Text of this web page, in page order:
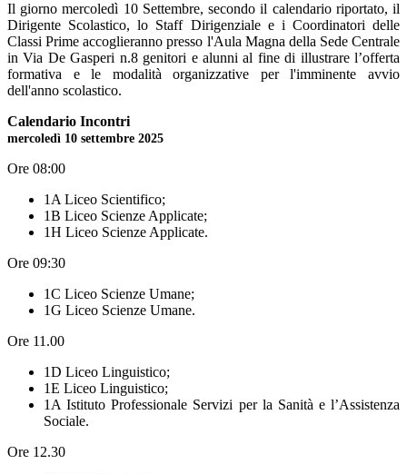
Il giorno mercoledì 10 Settembre, secondo il calendario riportato, il
Dirigente Scolastico, lo Staff Dirigenziale e i Coordinatori delle
Classi Prime accoglieranno presso l'Aula Magna della Sede Centrale
in Via De Gasperi n.8 genitori e alunni al fine di illustrare l’offerta
formativa e le modalità organizzative per l'imminente avvio
dell'anno scolastico.
Calendario Incontri
mercoledì 10 settembre 2025
Ore 08:00
1A Liceo Scientifico;
1B Liceo Scienze Applicate;
1H Liceo Scienze Applicate.
Ore 09:30
1C Liceo Scienze Umane;
1G Liceo Scienze Umane.
Ore 11.00
1D Liceo Linguistico;
1E Liceo Linguistico;
1A Istituto Professionale Servizi per la Sanità e l’Assistenza
Sociale.
Ore 12.30